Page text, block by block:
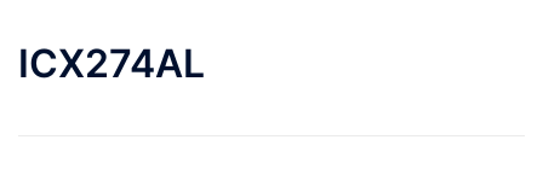
ICX274AL